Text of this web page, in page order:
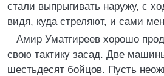
стали выпрыгивать наружу, с
видя, куда стреляют, и сами
Амир Уматгиреев хорошо
свою тактику засад. Две
шестьдесят бойцов. Пусть